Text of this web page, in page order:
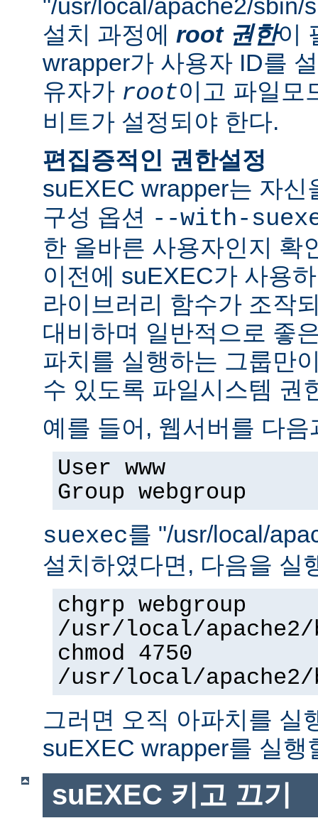
"/usr/local/apache2/sbin/
설치 과정에 root 권한이
wrapper가 사용자 ID를
유자가 root이고 파일모
비트가 설정되야 한다.
편집증적인 권한설정
suEXEC wrapper는 자신
구성 옵션 --with-
한 올바른 사용자인지 확
이전에 suEXEC가 사용
라이브러리 함수가 조작
대비하며 일반적으로 좋
파치를 실행하는 그룹만
수 있도록 파일시스템 권
예를 들어, 웹서버를 다
User www
Group webgroup
suexec를 "/usr/local/
설치하였다면, 다음을 실
chgrp webgroup
/usr/local/apache2/
chmod 4750
/usr/local/apache2/
그러면 오직 아파치를 실
suEXEC wrapper를 실행
suEXEC 키고 끄기